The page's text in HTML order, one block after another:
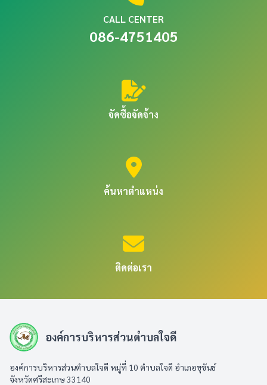
CALL CENTER
086-4751405
จัดซื้อจัดจ้าง
ค้นหาตำแหน่ง
ติดต่อเรา
องค์การบริหารส่วนตำบลใจดี
องค์การบริหารส่วนตำบลใจดี หมู่ที่ 10 ตำบลใจดี อำเภอขุขันธ์
จังหวัดศรีสะเกษ 33140